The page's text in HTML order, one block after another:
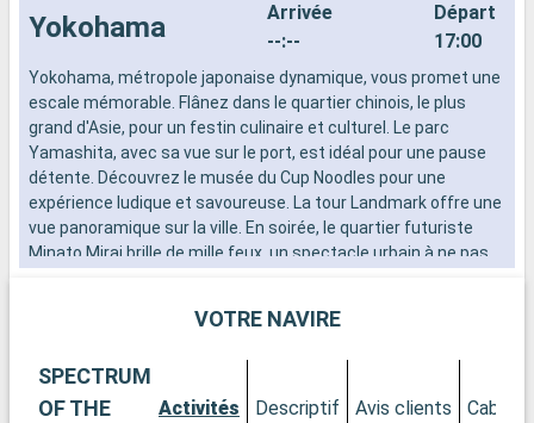
Yokohama
Arrivée
--:--
Départ
17:00
Yokohama, métropole japonaise dynamique, vous promet une
escale mémorable. Flânez dans le quartier chinois, le plus
grand d'Asie, pour un festin culinaire et culturel. Le parc
Yamashita, avec sa vue sur le port, est idéal pour une pause
détente. Découvrez le musée du Cup Noodles pour une
expérience ludique et savoureuse. La tour Landmark offre une
vue panoramique sur la ville. En soirée, le quartier futuriste
Minato Mirai brille de mille feux, un spectacle urbain à ne pas
VOTRE NAVIRE
SPECTRUM
OF THE
Activités Descriptif Avis clients Cabines